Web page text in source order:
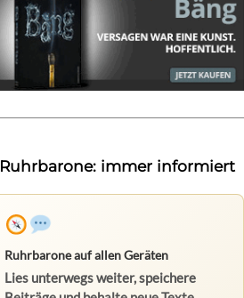
Ruhrbarone: immer informiert
Ruhrbarone auf allen Geräten
Lies unterwegs weiter, speichere
Beiträge und behalte neue Texte